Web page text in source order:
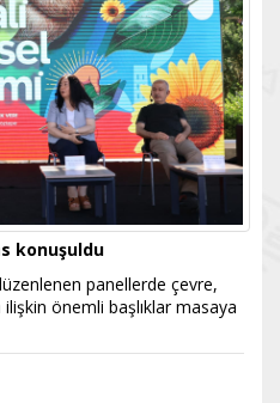
konuşuldu
panellerde çevre,
önemli başlıklar masaya